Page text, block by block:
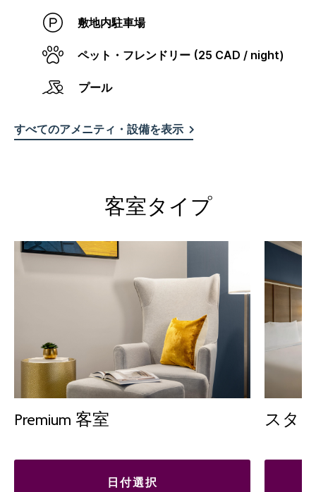
敷地内駐車場
ペット・フレンドリー (25 CAD / night)
プール
すべてのアメニティ・設備を表示
客室タイプ
Premium 客室
日付選択
スタ